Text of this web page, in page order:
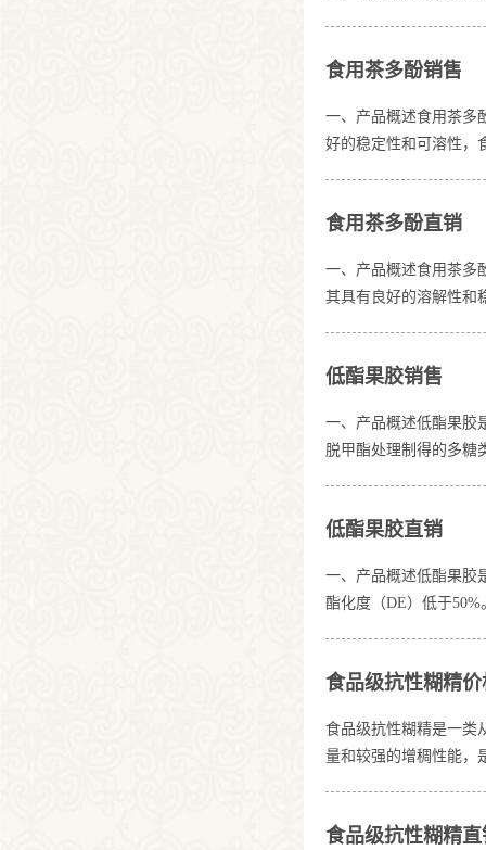
好，易于造粒、压片或
食用茶多酚销售
一、产品概述食用茶多
好的稳定性和可溶性，
食用茶多酚直销
一、产品概述食用茶多
其具有良好的溶解性和
低酯果胶销售
一、产品概述低酯果胶
脱甲酯处理制得的多糖
的甲基酯基水解脱除，
低酯果胶直销
一、产品概述低酯果胶
酯化度（DE）低于
成游离羧酸基团。低甲
食品级抗性糊精价
食品级抗性糊精是一类
量和较强的增稠性能，
的抗消化性。通过物理
食品级抗性糊精直